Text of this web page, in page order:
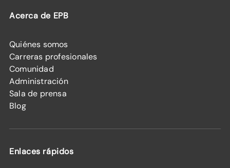
Acerca de EPB
Quiénes somos
Carreras profesionales
Comunidad
Administración
Sala de prensa
Blog
Enlaces rápidos